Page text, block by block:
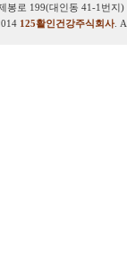
봉로 199(대인동 41-1번지
125활인건강주식회사.